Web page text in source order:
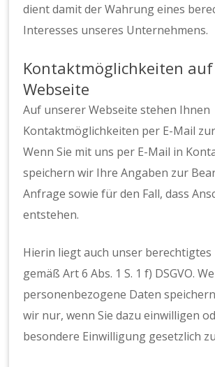
dient damit der Wahrung eines
Interesses unseres Unternehmens.
Kontaktmöglichkeiten
Webseite
Auf unserer Webseite stehen Ihnen
Kontaktmöglichkeiten per E-Mail
Wenn Sie mit uns per E-Mail in
speichern wir Ihre Angaben zur
Anfrage sowie für den Fall, dass
entstehen.
Hierin liegt auch unser berechtigtes
gemäß Art 6 Abs. 1 S. 1 f) DSGVO.
personenbezogene Daten
wir nur, wenn Sie dazu einwilligen
besondere Einwilligung gesetzlich